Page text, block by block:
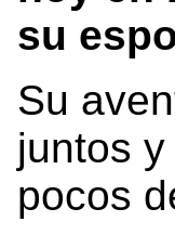
su
Su
juntos
pocos